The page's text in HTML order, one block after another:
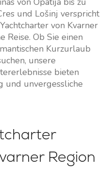
und Lošinj verspricht
von Kvarner
Reise. Ob Sie einen
Kurzurlaub
unsere
bieten
und unvergessliche
Region